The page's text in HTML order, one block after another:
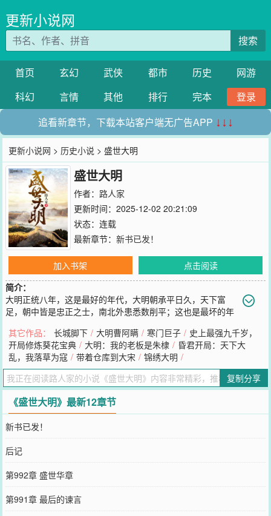
更新小说网
搜索
首页 玄幻 武侠 都市 历史
网游
科幻
言情 其他 排行 完本
登录
追看新章节，下载本站客户端无广告APP ↓↓↓
更新小说网 > 历史小说 > 盛世大明
盛世大明
作者： 路人家
更新时间：2025-12-02 20:21:09
状态：连载
最新章节： 新书已发！
加入书架
点击阅读
简介：
大明正统八年，这是最好的年代，大明朝承平日久，天下富
足，朝中皆是忠正之士，南北外患悉数削平；这也是最坏的年
睫。此时，一个年轻人出现在了大明的边境，他将尽自己所能来创一
个盛世大明！
您要是觉得《盛世大明》还不错的话请不要忘记向您QQ群和微博微信
里的朋友推荐哦！
其它作品： 长城脚下 / 大明曹阿瞒 / 寒门巨子 / 史上最强九千岁，
开局修炼葵花宝典 / 大明：我的老板是朱棣 / 昏君开局：天下大
乱，我落草为寇 / 带着仓库到大宋 / 锦绣大明 /
复制分享
《盛世大明》最新12章节
新书已发！
后记
第992章 盛世华章
第991章 最后的谏言